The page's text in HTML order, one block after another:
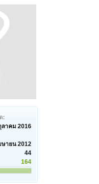
:
ลาคม 2016
ษายน 2012
44
164